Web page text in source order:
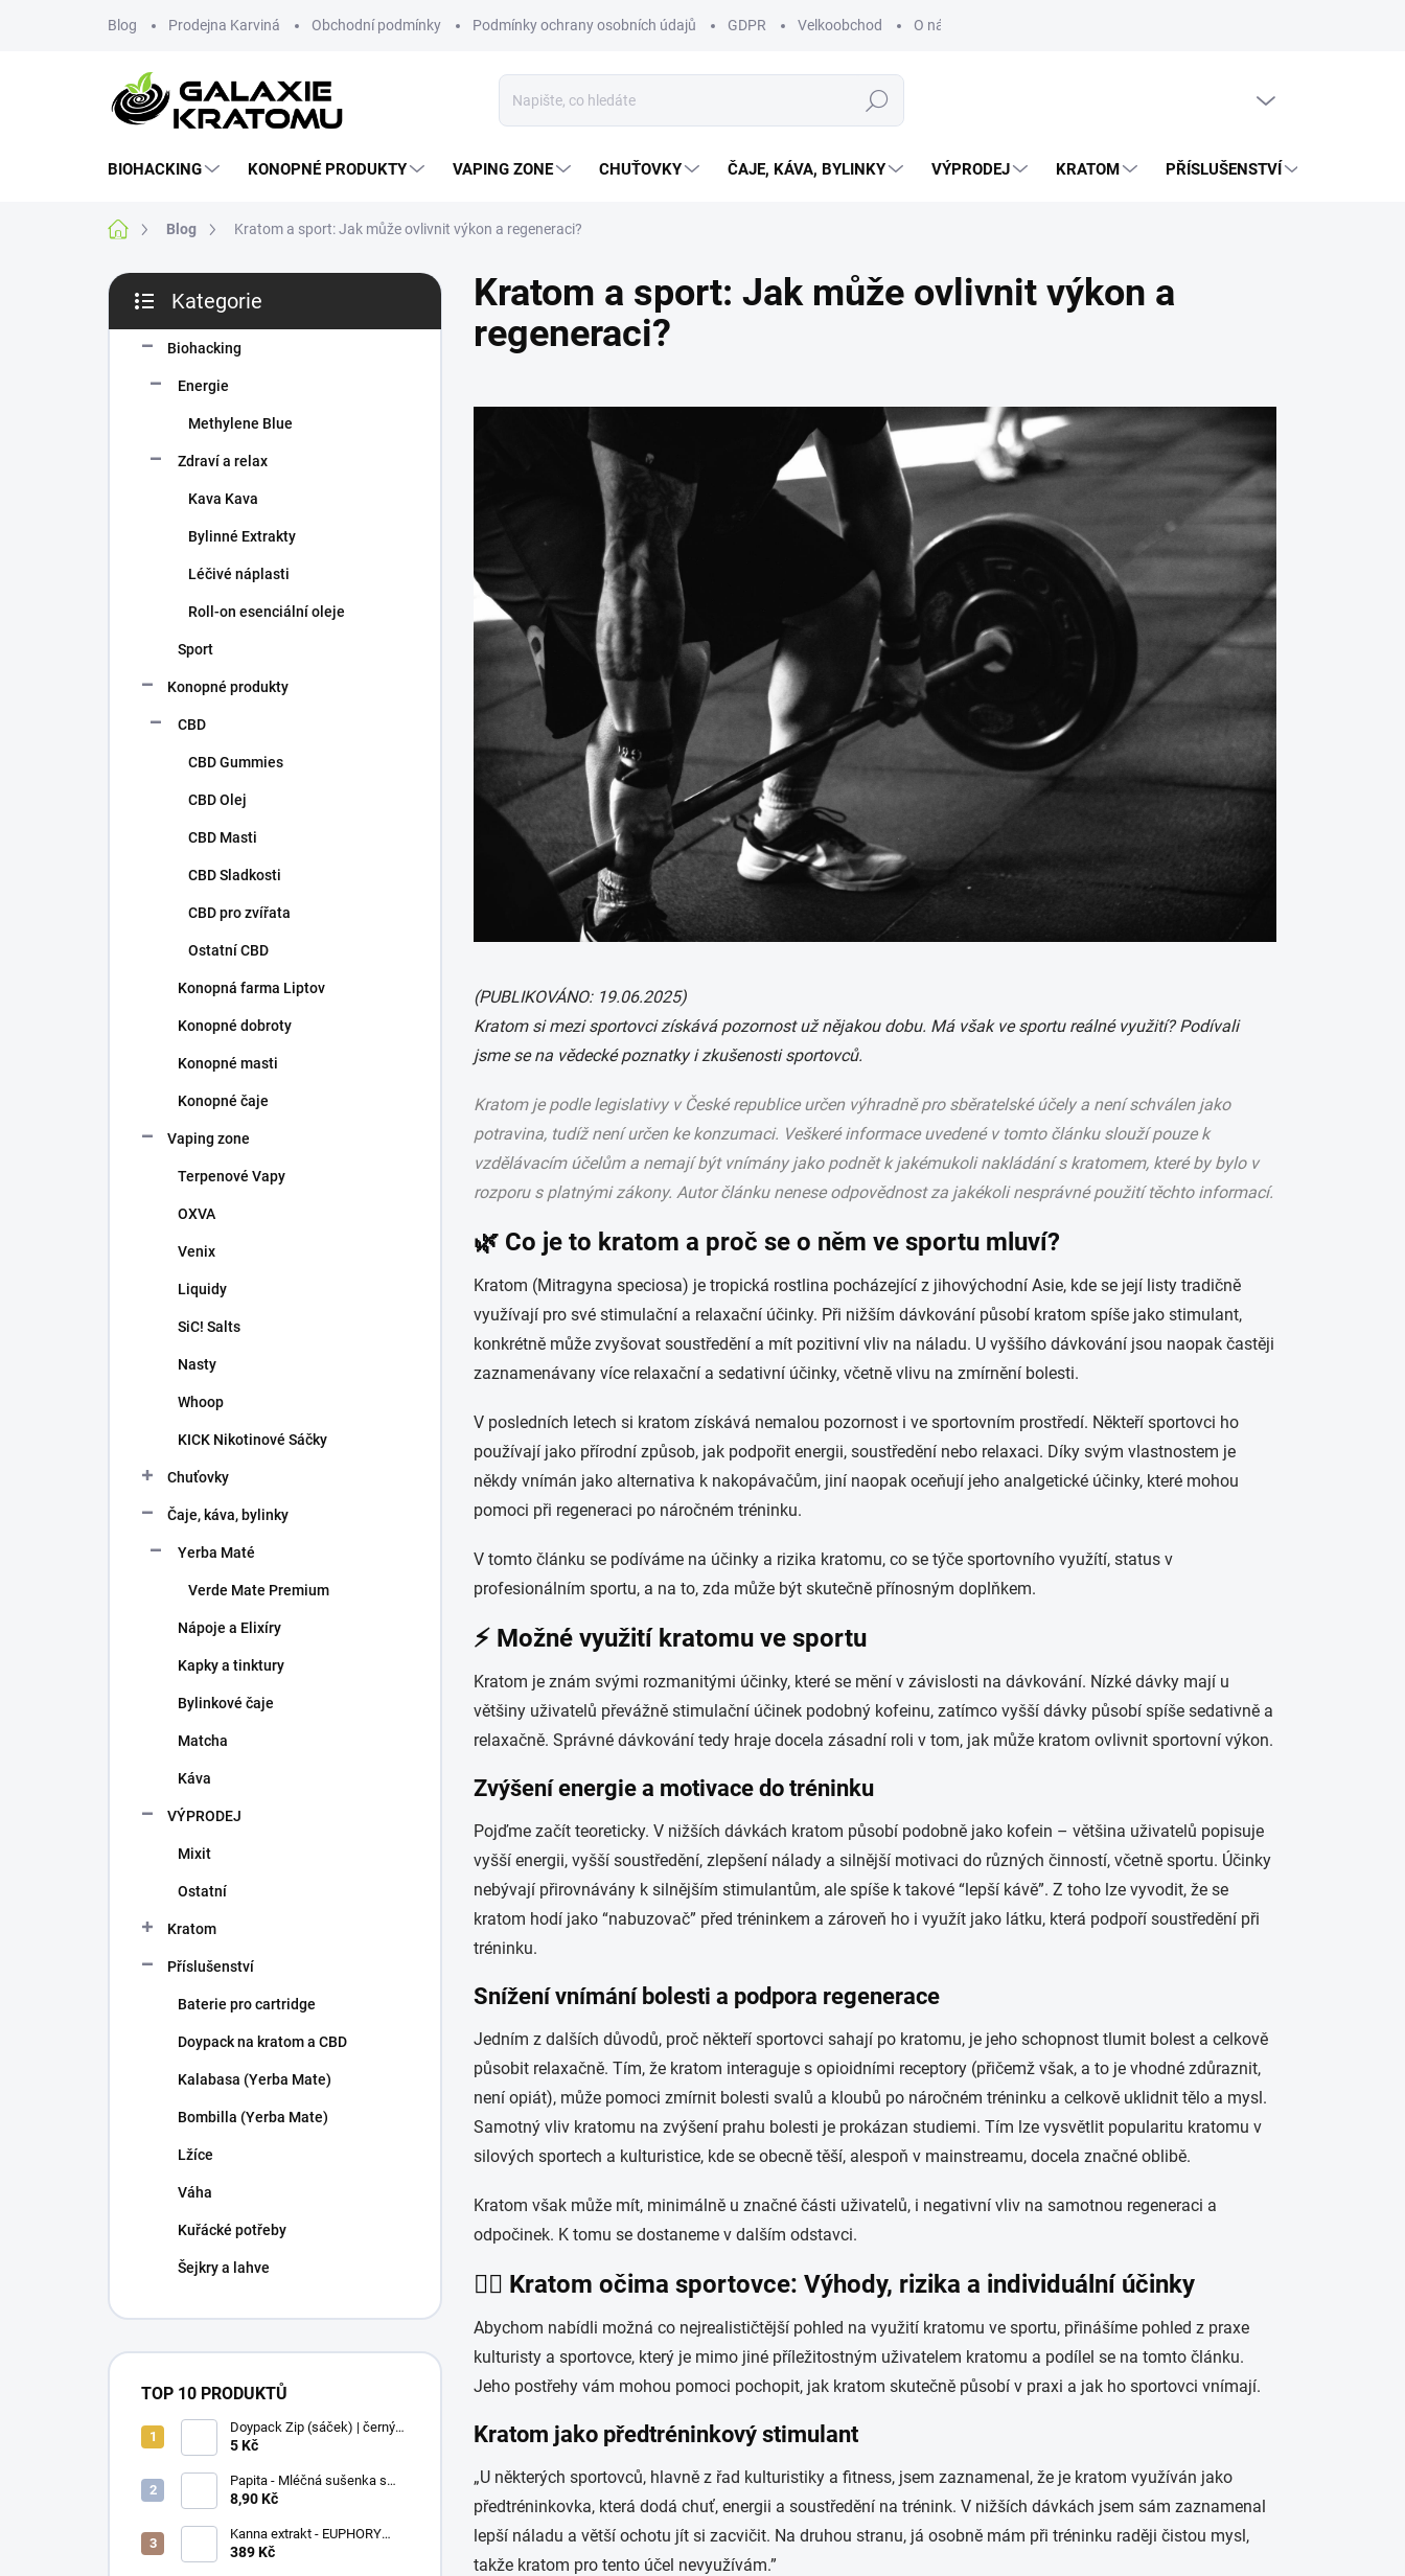
Blog Prodejna Karviná Obchodní podmínky Podmínky ochrany osobních údajů GDPR Velkoobchod O nás
Hledat
BIOHACKING KONOPNÉ PRODUKTY VAPING ZONE CHUŤOVKY ČAJE, KÁVA, BYLINKY VÝPRODEJ KRATOM PŘÍSLUŠENSTVÍ
Blog Kratom a sport: Jak může ovlivnit výkon a regeneraci?
Kategorie
Biohacking
Energie
Methylene Blue
Zdraví a relax
Kava Kava
Bylinné Extrakty
Léčivé náplasti
Roll-on esenciální oleje
Sport
Konopné produkty
CBD
CBD Gummies
CBD Olej
CBD Masti
CBD Sladkosti
CBD pro zvířata
Ostatní CBD
Konopná farma Liptov
Konopné dobroty
Konopné masti
Konopné čaje
Vaping zone
Terpenové Vapy
OXVA
Venix
Liquidy
SiC! Salts
Nasty
Whoop
KICK Nikotinové Sáčky
Chuťovky
Čaje, káva, bylinky
Yerba Maté
Verde Mate Premium
Nápoje a Elixíry
Kapky a tinktury
Bylinkové čaje
Matcha
Káva
VÝPRODEJ
Mixit
Ostatní
Kratom
Příslušenství
Baterie pro cartridge
Doypack na kratom a CBD
Kalabasa (Yerba Mate)
Bombilla (Yerba Mate)
Lžíce
Váha
Kuřácké potřeby
Šejkry a lahve
TOP 10 PRODUKTŮ
Doypack Zip (sáček) | černý
matný | recyklovatelný
5 Kč
Papita - Mléčná sušenka s
čokoládou a lentilkami 33g
8,90 Kč
Kanna extrakt - EUPHORY
0,5g
389 Kč
Kratom a sport: Jak může ovlivnit výkon a
regeneraci?
(PUBLIKOVÁNO: 19.06.2025)
Kratom si mezi sportovci získává pozornost už nějakou dobu. Má však ve sportu reálné využití? Podívali
jsme se na vědecké poznatky i zkušenosti sportovců.
Kratom je podle legislativy v České republice určen výhradně pro sběratelské účely a není schválen jako
potravina, tudíž není určen ke konzumaci. Veškeré informace uvedené v tomto článku slouží pouze k
vzdělávacím účelům a nemají být vnímány jako podnět k jakémukoli nakládání s kratomem, které by bylo v
rozporu s platnými zákony. Autor článku nenese odpovědnost za jakékoli nesprávné použití těchto informací.
🌿 Co je to kratom a proč se o něm ve sportu mluví?
Kratom (Mitragyna speciosa) je tropická rostlina pocházející z jihovýchodní Asie, kde se její listy tradičně
využívají pro své stimulační a relaxační účinky. Při nižším dávkování působí kratom spíše jako stimulant,
konkrétně může zvyšovat soustředění a mít pozitivní vliv na náladu. U vyššího dávkování jsou naopak častěji
zaznamenávany více relaxační a sedativní účinky, včetně vlivu na zmírnění bolesti.
V posledních letech si kratom získává nemalou pozornost i ve sportovním prostředí. Někteří sportovci ho
používají jako přírodní způsob, jak podpořit energii, soustředění nebo relaxaci. Díky svým vlastnostem je
někdy vnímán jako alternativa k nakopávačům, jiní naopak oceňují jeho analgetické účinky, které mohou
pomoci při regeneraci po náročném tréninku.
V tomto článku se podíváme na účinky a rizika kratomu, co se týče sportovního využítí, status v
profesionálním sportu, a na to, zda může být skutečně přínosným doplňkem.
⚡ Možné využití kratomu ve sportu
Kratom je znám svými rozmanitými účinky, které se mění v závislosti na dávkování. Nízké dávky mají u
většiny uživatelů převážně stimulační účinek podobný kofeinu, zatímco vyšší dávky působí spíše sedativně a
relaxačně. Správné dávkování tedy hraje docela zásadní roli v tom, jak může kratom ovlivnit sportovní výkon.
Zvýšení energie a motivace do tréninku
Pojďme začít teoreticky. V nižších dávkách kratom působí podobně jako kofein – většina uživatelů popisuje
vyšší energii, vyšší soustředění, zlepšení nálady a silnější motivaci do různých činností, včetně sportu. Účinky
nebývají přirovnávány k silnějším stimulantům, ale spíše k takové “lepší kávě”. Z toho lze vyvodit, že se
kratom hodí jako “nabuzovač” před tréninkem a zároveň ho i využít jako látku, která podpoří soustředění při
tréninku.
Snížení vnímání bolesti a podpora regenerace
Jedním z dalších důvodů, proč někteří sportovci sahají po kratomu, je jeho schopnost tlumit bolest a celkově
působit relaxačně. Tím, že kratom interaguje s opioidními receptory (přičemž však, a to je vhodné zdůraznit,
není opiát), může pomoci zmírnit bolesti svalů a kloubů po náročném tréninku a celkově uklidnit tělo a mysl.
Samotný vliv kratomu na zvýšení prahu bolesti je prokázan studiemi. Tím lze vysvětlit popularitu kratomu v
silových sportech a kulturistice, kde se obecně těší, alespoň v mainstreamu, docela značné oblibě.
Kratom však může mít, minimálně u značné části uživatelů, i negativní vliv na samotnou regeneraci a
odpočinek. K tomu se dostaneme v dalším odstavci.
🏋️‍♀️ Kratom očima sportovce: Výhody, rizika a individuální účinky
Abychom nabídli možná co nejrealističtější pohled na využití kratomu ve sportu, přinášíme pohled z praxe
kulturisty a sportovce, který je mimo jiné příležitostným uživatelem kratomu a podílel se na tomto článku.
Jeho postřehy vám mohou pomoci pochopit, jak kratom skutečně působí v praxi a jak ho sportovci vnímají.
Kratom jako předtréninkový stimulant
„U některých sportovců, hlavně z řad kulturistiky a fitness, jsem zaznamenal, že je kratom využíván jako
předtréninkovka, která dodá chuť, energii a soustředění na trénink. V nižších dávkách jsem sám zaznamenal
lepší náladu a větší ochotu jít si zacvičit. Na druhou stranu, já osobně mám při tréninku raději čistou mysl,
takže kratom pro tento účel nevyužívám.”